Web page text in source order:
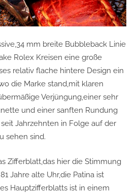
mm breite Bubbleback Linie
Rolex Kreisen eine große
relativ flache hintere Design ein
die Marke stand,mit klaren
Verjüngung,einer sehr
und einer sanften Rundung
Jahrzehnten in Folge auf der
sehen sind.
hier die Stimmung
Jahre alte Uhr,die Patina ist
Hauptzifferblatts ist in einem